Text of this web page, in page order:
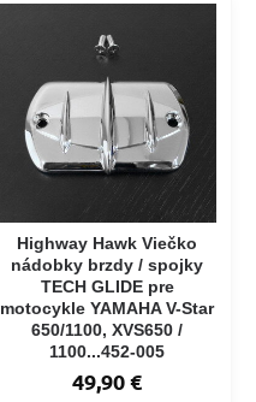
Highway Hawk Viečko
nádobky brzdy / spojky
TECH GLIDE pre
motocykle YAMAHA V-Star
650/1100, XVS650 /
1100...452-005
49,90 €